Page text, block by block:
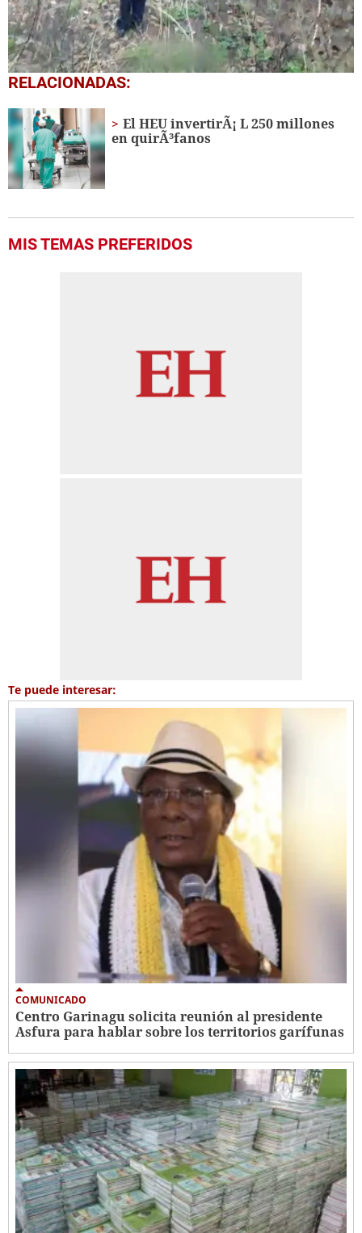
0
seconds
23
seconds
RELACIONADAS:
El HEU invertirÃ¡ L 250 millones
en quirÃ³fanos
MIS TEMAS PREFERIDOS
Te puede interesar:
COMUNICADO
Centro Garinagu solicita reunión al presidente
Asfura para hablar sobre los territorios garífunas